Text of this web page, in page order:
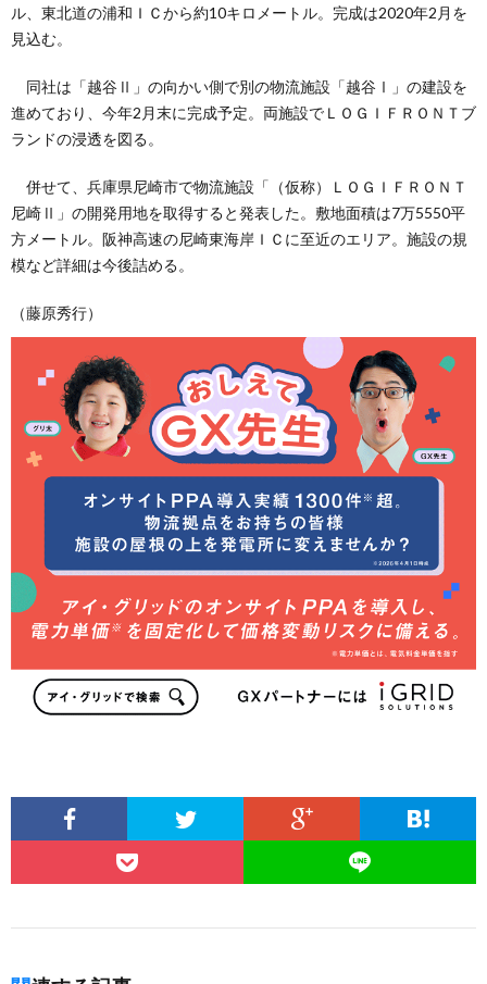
ル、東北道の浦和ＩＣから約10キロメートル。完成は2020年2月を
見込む。
同社は「越谷Ⅱ」の向かい側で別の物流施設「越谷Ⅰ」の建設を
進めており、今年2月末に完成予定。両施設でＬＯＧＩＦＲＯＮＴブ
ランドの浸透を図る。
併せて、兵庫県尼崎市で物流施設「（仮称）ＬＯＧＩＦＲＯＮＴ
尼崎Ⅱ」の開発用地を取得すると発表した。敷地面積は7万5550平
方メートル。阪神高速の尼崎東海岸ＩＣに至近のエリア。施設の規
模など詳細は今後詰める。
（藤原秀行）